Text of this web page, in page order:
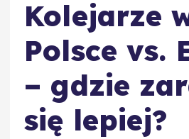
Kolejarze
Polsce vs.
– gdzie
się lepiej?